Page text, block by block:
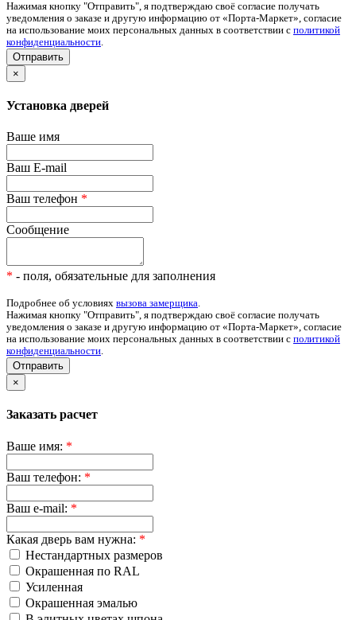
Нажимая кнопку "Отправить", я подтверждаю своё согласие получать
уведомления о заказе и другую информацию от «Порта-Маркет», согласие
на использование моих персональных данных в соответствии с политикой
конфиденциальности
×
Установка дверей
Ваше имя
Ваш E-mail
Ваш телефон *
Сообщение
* - поля, обязательные для заполнения
Подробнее об условиях вызова замерщика.
Нажимая кнопку "Отправить", я подтверждаю своё согласие получать
уведомления о заказе и другую информацию от «Порта-Маркет», согласие
на использование моих персональных данных в соответствии с политикой
конфиденциальности.
Отправить
×
Заказать расчет
Ваше имя: *
Ваш телефон: *
Ваш e-mail: *
Какая дверь вам нужна: *
Нестандартных размеров
Окрашенная по RAL
Усиленная
Окрашенная эмалью